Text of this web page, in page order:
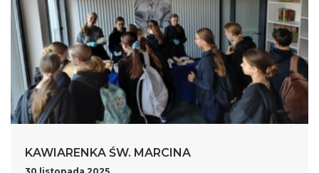
KAWIARENKA ŚW. MARCINA